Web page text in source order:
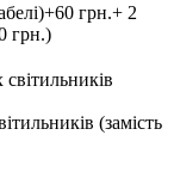
+ 2
грн.)
(замість